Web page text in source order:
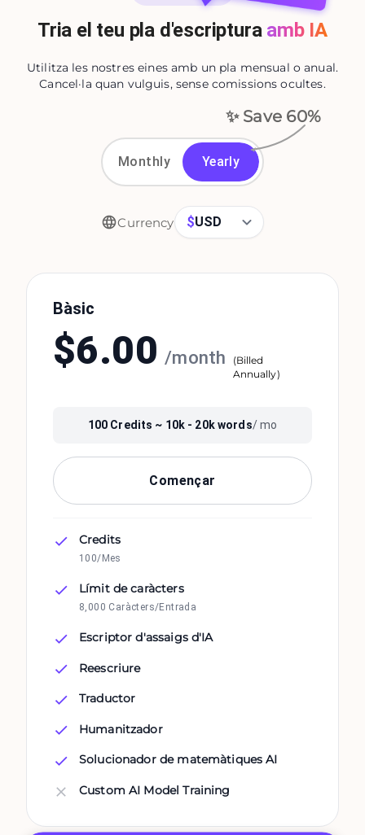
Tria el teu pla d'escriptura amb IA
Utilitza les nostres eines amb un pla mensual o anual.
Cancel·la quan vulguis, sense comissions ocultes.
✨ Save 60%
Monthly Yearly
Currency $USD
Bàsic
$6.00 /month (Billed
Annually)
100 Credits ~ 10k - 20kwords/ mo
Començar
Credits
100/Mes
Límit de caràcters
8,000 Caràcters/Entrada
Escriptor d'assaigs d'IA
Reescriure
Traductor
Humanitzador
Solucionador de matemàtiques AI
Custom AI Model Training